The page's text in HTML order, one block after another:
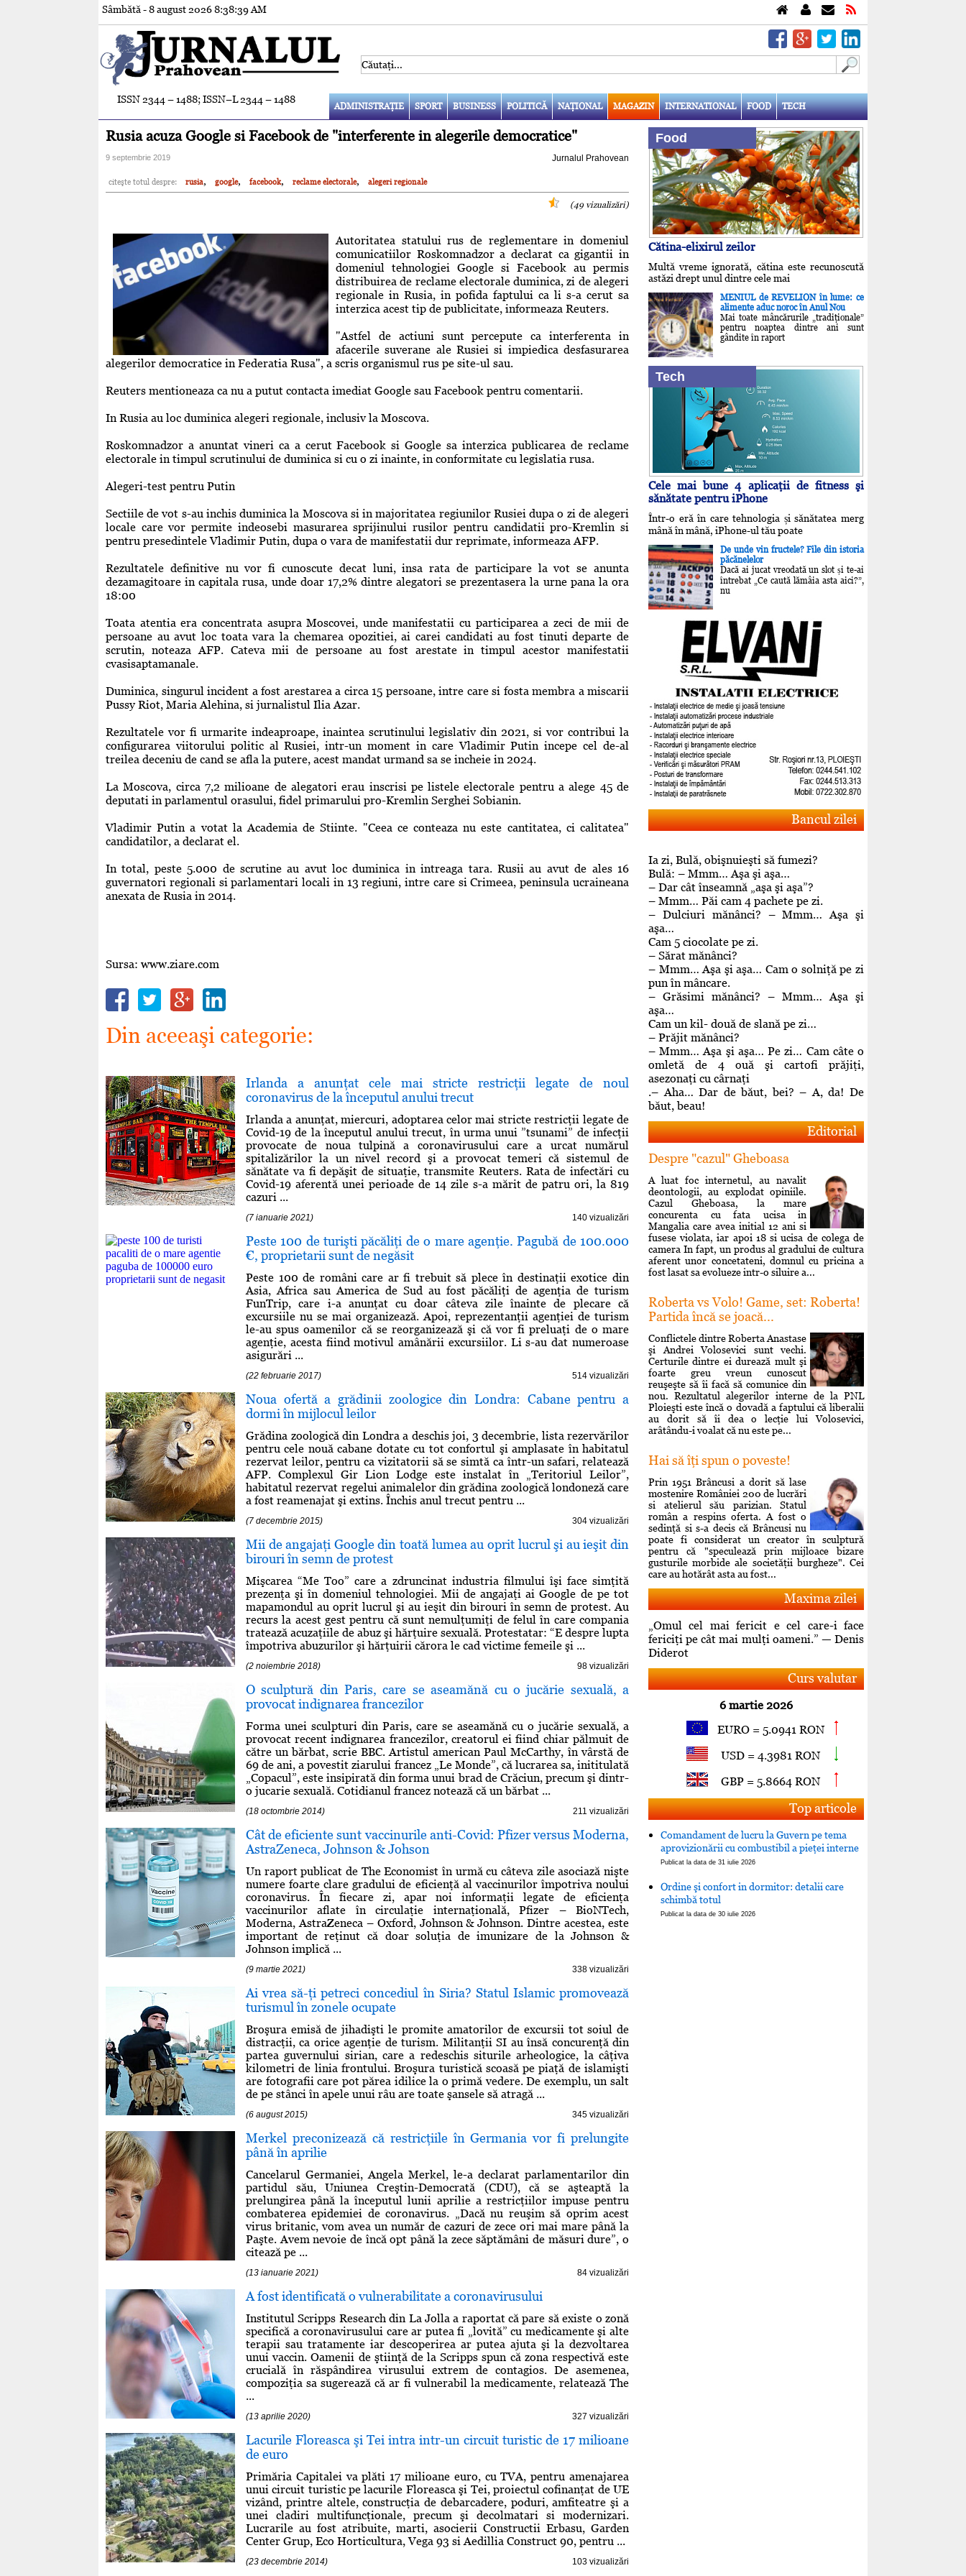
Sâmbătă - 8 august 20268:38:40 AM
ISSN 2344 – 1488; ISSN–L 2344 – 1488
ADMINISTRAŢIE SPORT BUSINESS POLITICĂ NAŢIONAL MAGAZIN INTERNATIONAL FOOD TECH
Rusia acuza Google si Facebook de "interferente in alegerile democratice"
9 septembrie 2019 Jurnalul Prahovean
citeşte totul despre: rusia, google, facebook, reclame electorale, alegeri regionale
(49 vizualizări)
Autoritatea statului rus de reglementare in domeniul
comunicatiilor Roskomnadzor a declarat ca gigantii in
domeniul tehnologiei Google si Facebook au permis
distribuirea de reclame electorale duminica, zi de alegeri
regionale in Rusia, in pofida faptului ca li s-a cerut sa
interzica acest tip de publicitate, informeaza Reuters.
"Astfel de actiuni sunt percepute ca interferenta in
afacerile suverane ale Rusiei si impiedica desfasurarea
alegerilor democratice in Federatia Rusa", a scris organismul rus pe site-ul sau.
Reuters mentioneaza ca nu a putut contacta imediat Google sau Facebook pentru comentarii.
In Rusia au loc duminica alegeri regionale, inclusiv la Moscova.
Roskomnadzor a anuntat vineri ca a cerut Facebook si Google sa interzica publicarea de reclame
electorale in timpul scrutinului de duminica si cu o zi inainte, in conformitate cu legislatia rusa.
Alegeri-test pentru Putin
Sectiile de vot s-au inchis duminica la Moscova si in majoritatea regiunilor Rusiei dupa o zi de alegeri
locale care vor permite indeosebi masurarea sprijinului rusilor pentru candidatii pro-Kremlin si
pentru presedintele Vladimir Putin, dupa o vara de manifestatii dur reprimate, informeaza AFP.
Rezultatele definitive nu vor fi cunoscute decat luni, insa rata de participare la vot se anunta
dezamagitoare in capitala rusa, unde doar 17,2% dintre alegatori se prezentasera la urne pana la ora
18:00
Toata atentia era concentrata asupra Moscovei, unde manifestatii cu participarea a zeci de mii de
persoane au avut loc toata vara la chemarea opozitiei, ai carei candidati au fost tinuti departe de
scrutin, noteaza AFP. Cateva mii de persoane au fost arestate in timpul acestor manifestatii
cvasisaptamanale.
Duminica, singurul incident a fost arestarea a circa 15 persoane, intre care si fosta membra a miscarii
Pussy Riot, Maria Alehina, si jurnalistul Ilia Azar.
Rezultatele vor fi urmarite indeaproape, inaintea scrutinului legislativ din 2021, si vor contribui la
configurarea viitorului politic al Rusiei, intr-un moment in care Vladimir Putin incepe cel de-al
treilea deceniu de cand se afla la putere, acest mandat urmand sa se incheie in 2024.
La Moscova, circa 7,2 milioane de alegatori erau inscrisi pe listele electorale pentru a alege 45 de
deputati in parlamentul orasului, fidel primarului pro-Kremlin Serghei Sobianin.
Vladimir Putin a votat la Academia de Stiinte. "Ceea ce conteaza nu este cantitatea, ci calitatea"
candidatilor, a declarat el.
In total, peste 5.000 de scrutine au avut loc duminica in intreaga tara. Rusii au avut de ales 16
guvernatori regionali si parlamentari locali in 13 regiuni, intre care si Crimeea, peninsula ucraineana
anexata de Rusia in 2014.
Sursa: www.ziare.com
Din aceeaşi categorie:
Irlanda a anunţat cele mai stricte restricţii legate de noul
coronavirus de la începutul anului trecut
Irlanda a anunţat, miercuri, adoptarea celor mai stricte restricţii legate de
Covid-19 de la începutul anului trecut, în urma unui ”tsunami” de infecţii
provocate de noua tulpină a coronavirusului care a urcat numărul
spitalizărilor la un nivel record şi a provocat temeri că sistemul de
sănătate va fi depăşit de situaţie, transmite Reuters. Rata de infectări cu
Covid-19 aferentă unei perioade de 14 zile s-a mărit de patru ori, la 819
cazuri ...
(7 ianuarie 2021) 140 vizualizări
Peste 100 de turişti păcăliţi de o mare agenţie. Pagubă de 100.000
€, proprietarii sunt de negăsit
Peste 100 de români care ar fi trebuit să plece în destinaţii exotice din
Asia, Africa sau America de Sud au fost păcăliţi de agenţia de turism
FunTrip, care i-a anunţat cu doar câteva zile înainte de plecare că
excursiile nu se mai organizează. Apoi, reprezentanţii agenţiei de turism
le-au spus oamenilor că se reorganizează şi că vor fi preluaţi de o mare
agenţie, acesta fiind motivul amânării excursiilor. Li s-au dat numeroase
asigurări ...
(22 februarie 2017) 514 vizualizări
Noua ofertă a grădinii zoologice din Londra: Cabane pentru a
dormi în mijlocul leilor
Grădina zoologică din Londra a deschis joi, 3 decembrie, lista rezervărilor
pentru cele nouă cabane dotate cu tot confortul şi amplasate în habitatul
rezervat leilor, pentru ca vizitatorii să se simtă ca într-un safari, relatează
AFP. Complexul Gir Lion Lodge este instalat în „Teritoriul Leilor”,
habitatul rezervat regelui animalelor din grădina zoologică londoneză care
a fost reamenajat şi extins. Închis anul trecut pentru ...
(7 decembrie 2015) 304 vizualizări
Mii de angajaţi Google din toată lumea au oprit lucrul şi au ieşit din
birouri în semn de protest
Mişcarea “Me Too” care a zdruncinat industria filmului îşi face simţită
prezenţa şi în domeniul tehnologiei. Mii de angajaţi ai Google de pe tot
mapamondul au oprit lucrul şi au ieşit din birouri în semn de protest. Au
recurs la acest gest pentru că sunt nemulţumiţi de felul în care compania
tratează acuzaţiile de abuz şi hărţuire sexuală. Protestatar: “E despre lupta
împotriva abuzurilor şi hărţuirii cărora le cad victime femeile şi ...
(2 noiembrie 2018) 98 vizualizări
O sculptură din Paris, care se aseamănă cu o jucărie sexuală, a
provocat indignarea francezilor
Forma unei sculpturi din Paris, care se aseamănă cu o jucărie sexuală, a
provocat recent indignarea francezilor, creatorul ei fiind chiar pălmuit de
către un bărbat, scrie BBC. Artistul american Paul McCarthy, în vârstă de
69 de ani, a povestit ziarului francez „Le Monde”, că lucrarea sa, inititulată
„Copacul”, este insipirată din forma unui brad de Crăciun, precum şi dintr-
o jucarie sexuală. Cotidianul francez notează că un bărbat ...
(18 octombrie 2014) 211 vizualizări
Cât de eficiente sunt vaccinurile anti-Covid: Pfizer versus Moderna,
AstraZeneca, Johnson & Johson
Un raport publicat de The Economist în urmă cu câteva zile asociază nişte
numere foarte clare gradului de eficienţă al vaccinurilor împotriva noului
coronavirus. În fiecare zi, apar noi informaţii legate de eficienţa
vaccinurilor aflate în circulaţie internaţională, Pfizer – BioNTech,
Moderna, AstraZeneca – Oxford, Johnson & Johnson. Dintre acestea, este
important de reţinut că doar soluţia de imunizare de la Johnson &
Johnson implică ...
(9 martie 2021) 338 vizualizări
Ai vrea să-ţi petreci concediul în Siria? Statul Islamic promovează
turismul în zonele ocupate
Broşura emisă de jihadişti le promite amatorilor de excursii tot soiul de
distracţii, ca orice agenţie de turism. Militanţii SI au însă concurenţă din
partea guvernului sirian, care a redeschis siturile arheologice, la câţiva
kilometri de linia frontului. Broşura turistică scoasă pe piaţă de islamişti
are fotografii care pot părea idilice la o primă vedere. De exemplu, un salt
de pe stânci în apele unui râu are toate şansele să atragă ...
(6 august 2015) 345 vizualizări
Merkel preconizează că restricţiile în Germania vor fi prelungite
până în aprilie
Cancelarul Germaniei, Angela Merkel, le-a declarat parlamentarilor din
partidul său, Uniunea Creştin-Democrată (CDU), că se aşteaptă la
prelungirea până la începutul lunii aprilie a restricţiilor impuse pentru
combaterea epidemiei de coronavirus. „Dacă nu reuşim să oprim acest
virus britanic, vom avea un număr de cazuri de zece ori mai mare până la
Paşte. Avem nevoie de încă opt până la zece săptămâni de măsuri dure”, o
citează pe ...
(13 ianuarie 2021) 84 vizualizări
A fost identificată o vulnerabilitate a coronavirusului
Institutul Scripps Research din La Jolla a raportat că pare să existe o zonă
specifică a coronavirusului care ar putea fi „lovită” cu medicamente şi alte
terapii sau tratamente iar descoperirea ar putea ajuta şi la dezvoltarea
unui vaccin. Oamenii de ştiinţă de la Scripps spun că zona respectivă este
crucială în răspândirea virusului extrem de contagios. De asemenea,
compoziţia sa sugerează că ar fi vulnerabil la medicamente, relatează The
...
(13 aprilie 2020) 327 vizualizări
Lacurile Floreasca şi Tei intra intr-un circuit turistic de 17 milioane
de euro
Primăria Capitalei va plăti 17 milioane euro, cu TVA, pentru amenajarea
unui circuit turistic pe lacurile Floreasca şi Tei, proiectul cofinanţat de UE
vizând, printre altele, construcţia de debarcadere, poduri, amfiteatre şi a
unei cladiri multifuncţionale, precum şi decolmatari si modernizari.
Lucrarile au fost atribuite, marti, asocierii Constructii Erbasu, Garden
Center Grup, Eco Horticultura, Vega 93 si Aedillia Construct 90, pentru ...
(23 decembrie 2014) 103 vizualizări
Food
Cătina-elixirul zeilor
Multă vreme ignorată, cătina este recunoscută
astăzi drept unul dintre cele mai
MENIUL de REVELION în lume: ce
alimente aduc noroc în Anul Nou
Mai toate mâncărurile „tradiţionale”
pentru noaptea dintre ani sunt
gândite în raport
Tech
Cele mai bune 4 aplicaţii de fitness şi
sănătate pentru iPhone
Într-o eră în care tehnologia și sănătatea merg
mână în mână, iPhone-ul tău poate
De unde vin fructele? File din istoria
păcănelelor
Dacă ai jucat vreodată un slot și te-ai
întrebat „Ce caută lămâia asta aici?”,
nu
Bancul zilei
Ia zi, Bulă, obişnuieşti să fumezi?
Bulă: – Mmm… Aşa şi aşa…
– Dar cât înseamnă „aşa şi aşa”?
– Mmm… Păi cam 4 pachete pe zi.
– Dulciuri mănânci? – Mmm… Aşa şi
aşa…
Cam 5 ciocolate pe zi.
– Sărat mănânci?
– Mmm… Aşa şi aşa… Cam o solniţă pe zi
pun în mâncare.
– Grăsimi mănânci? – Mmm… Aşa şi
aşa…
Cam un kil- două de slană pe zi…
– Prăjit mănânci?
– Mmm… Aşa şi aşa… Pe zi… Cam câte o
omletă de 4 ouă şi cartofi prăjiţi,
asezonaţi cu cârnaţi
.– Aha… Dar de băut, bei? – A, da! De
băut, beau!
Editorial
Despre "cazul" Gheboasa
A luat foc internetul, au navalit
deontologii, au explodat opiniile.
Cazul Gheboasa, la mare
concurenta cu fata ucisa in
Mangalia care avea initial 12 ani si
fusese violata, iar apoi 18 si ucisa de colega de
camera In fapt, un produs al gradului de cultura
aferent unor concetateni, domnul cu pricina a
fost lasat sa evolueze intr-o siluire a...
Roberta vs Volo! Game, set: Roberta!
Partida încă se joacă...
Conflictele dintre Roberta Anastase
şi Andrei Volosevici sunt vechi.
Certurile dintre ei durează mult şi
foarte greu vreun cunoscut
reuşeşte să îi facă să comunice din
nou. Rezultatul alegerilor interne de la PNL
Ploieşti este încă o dovadă a faptului că liberalii
au dorit să îi dea o lecţie lui Volosevici,
arâtându-i voalat că nu este pe...
Hai să îţi spun o poveste!
Prin 1951 Brâncusi a dorit să lase
mostenire României 200 de lucrări
si atelierul său parizian. Statul
român a respins oferta. A fost o
sedinţă si s-a decis că Brâncusi nu
poate fi considerat un creator în sculptură
pentru că "speculează prin mijloace bizare
gusturile morbide ale societăţii burgheze". Cei
care au hotărât asta au fost...
Maxima zilei
„Omul cel mai fericit e cel care-i face
fericiţi pe cât mai mulţi oameni.” — Denis
Diderot
Curs valutar
6 martie 2026
EURO = 5.0941 RON
USD = 4.3981 RON
GBP = 5.8664 RON
Top articole
Comandament de lucru la Guvern pe tema
aprovizionării cu combustibil a pieţei interne
Publicat la data de 31 iulie 2026
Ordine şi confort in dormitor: detalii care
schimbă totul
Publicat la data de 30 iulie 2026